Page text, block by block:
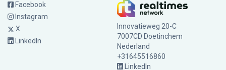
Facebook
Instagram
X
LinkedIn
Innovatieweg 20-C
7007CD Doetinchem
Nederland
+31645516860
LinkedIn